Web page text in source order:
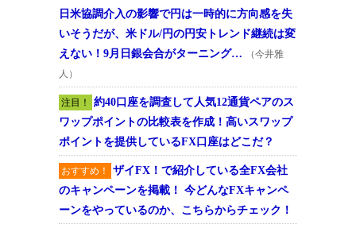
日米協調介入の影響で円は一時的に方向感を失
いそうだが、米ドル/円の円安トレンド継続は変
えない！9月日銀会合がターニング…
（今井雅
人）
注目！
約40口座を調査して人気12通貨ペアのス
ワップポイントの比較表を作成！高いスワップ
ポイントを提供しているFX口座はどこだ？
おすすめ！
ザイFX！で紹介している全FX会社
のキャンペーンを掲載！ 今どんなFXキャンペ
ーンをやっているのか、こちらからチェック！